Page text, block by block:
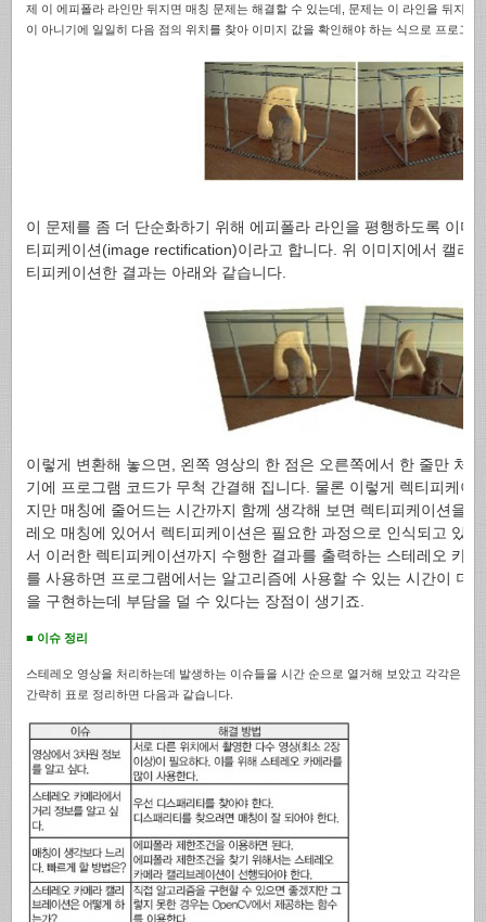
제 이 에피폴라 라인만 뒤지면 매칭 문제는 해결할 수 있는데, 문제는 이 라인을 뒤지는
이 아니기에 일일히 다음 점의 위치를 찾아 이미지 값을 확인해야 하는 식으로 프로그
이 문제를 좀 더 단순화하기 위해 에피폴라 라인을 평행하도록 이미
티피케이션(image rectification)이라고 합니다. 위 이미지에서 캘리
티피케이션한 결과는 아래와 같습니다.
이렇게 변환해 놓으면, 왼쪽 영상의 한 점은 오른쪽에서 한 줄만 처
기에 프로그램 코드가 무척 간결해 집니다. 물론 이렇게 렉티피케이
지만 매칭에 줄어드는 시간까지 함께 생각해 보면 렉티피케이션을
레오 매칭에 있어서 렉티피케이션은 필요한 과정으로 인식되고 있
서 이러한 렉티피케이션까지 수행한 결과를 출력하는 스테레오 카
를 사용하면 프로그램에서는 알고리즘에 사용할 수 있는 시간이 더
을 구현하는데 부담을 덜 수 있다는 장점이 생기죠.
■ 이슈 정리
스테레오 영상을 처리하는데 발생하는 이슈들을 시간 순으로 열거해 보았고 각각은 어
간략히 표로 정리하면 다음과 같습니다.